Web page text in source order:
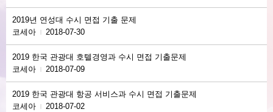
2019년 연성대 수시 면접 기출 문제
코세아
2018-07-30
2019 한국 관광대 호텔경영과 수시 면접 기출문제
코세아
2018-07-09
2019 한국 관광대 항공 서비스과 수시 면접 기출문제
코세아
2018-07-02